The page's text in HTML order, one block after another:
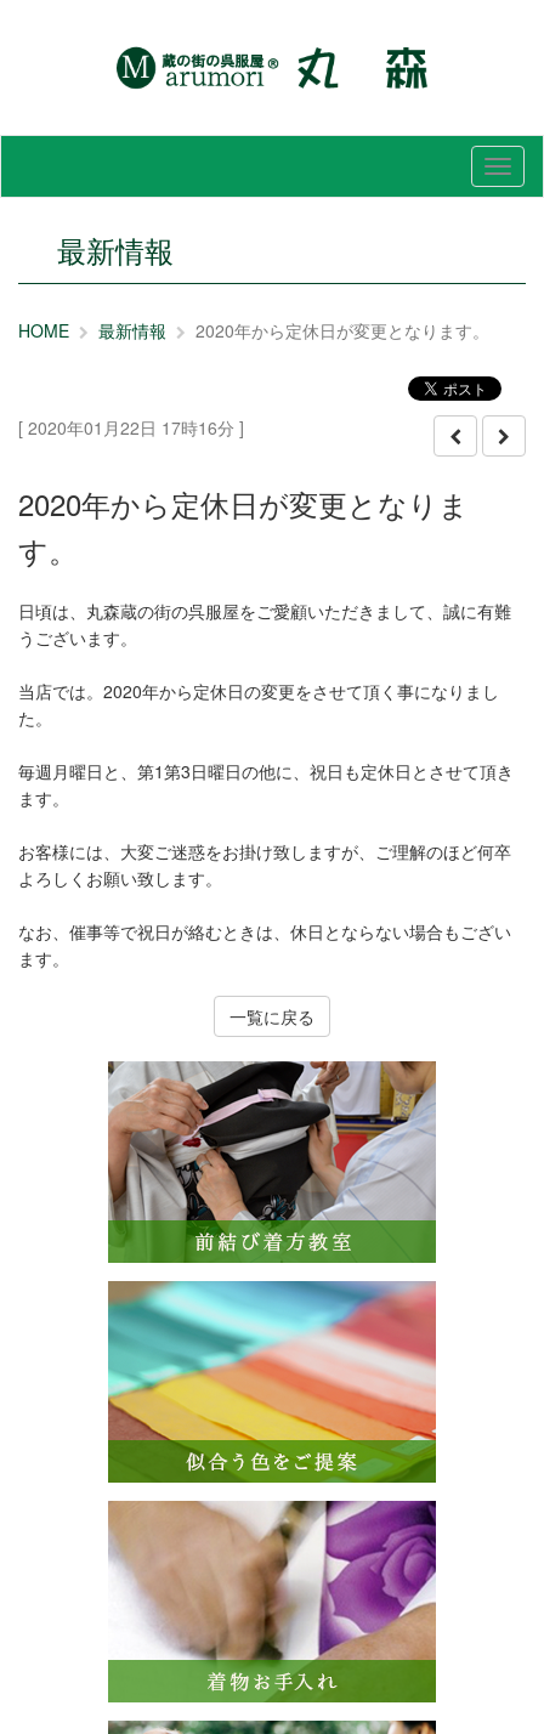
メ
ニ
最新情報
HOME 最新情報 2020年から定休日が変更となります。
[ 2020年01月22日 17時16分 ]
2020年から定休日が変更となりま
す。
日頃は、丸森蔵の街の呉服屋をご愛顧いただきまして、誠に有難
うございます。
当店では。2020年から定休日の変更をさせて頂く事になりまし
た。
毎週月曜日と、第1第3日曜日の他に、祝日も定休日とさせて頂き
ます。
お客様には、大変ご迷惑をお掛け致しますが、ご理解のほど何卒
よろしくお願い致します。
なお、催事等で祝日が絡むときは、休日とならない場合もござい
ます。
一覧に戻る